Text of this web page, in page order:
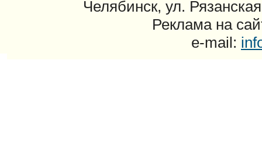
Челябинск, ул.
Реклама на
e-mail: